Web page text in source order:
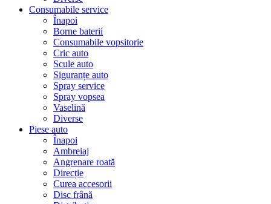
Consumabile service
Înapoi
Borne baterii
Consumabile vopsitorie
Cric auto
Scule auto
Siguranțe auto
Spray service
Spray vopsea
Vaselină
Diverse
Piese auto
Înapoi
Ambreiaj
Angrenare roată
Direcție
Curea accesorii
Disc frână